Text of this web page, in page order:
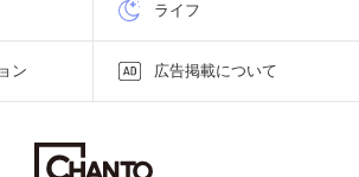
ライフ
ン 広告掲載について